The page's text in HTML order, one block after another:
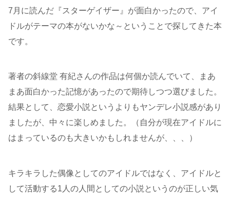
7月に読んだ『スターゲイザー』が面白かったので、アイ
ドルがテーマの本がないかな～ということで探してきた本
です。
著者の斜線堂 有紀さんの作品は何個か読んでいて、まあ
まあ面白かった記憶があったので期待しつつ選びました。
結果として、恋愛小説というよりもヤンデレ小説感があり
ましたが、中々に楽しめました。（自分が現在アイドルに
はまっているのも大きいかもしれませんが、、、）
キラキラした偶像としてのアイドルではなく、アイドルと
して活動する1人の人間としての小説というのが正しい気